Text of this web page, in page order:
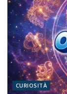
CURIOSITÀ